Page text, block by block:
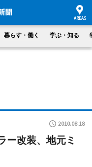
暮らす・働く 学ぶ・知る
2010.08.18
ー改装、地元ミ